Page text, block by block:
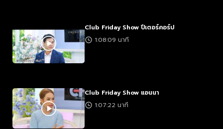
Club Friday Show ปีเตอร์คอร์ป
1:08:09 นาที
Club Friday Show แอนนา
1:07:22 นาที